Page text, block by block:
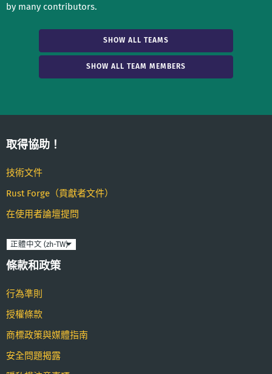
by many contributors.
SHOW ALL TEAMS
SHOW ALL TEAM MEMBERS
取得協助！
技術文件
Rust Forge（貢獻者文件）
在使用者論壇提問
語
言
條款和政策
行為準則
授權條款
商標政策與媒體指南
安全問題揭露